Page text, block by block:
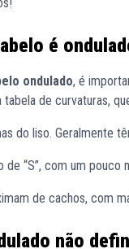
é
ondulado, é
de curvaturas,
do liso. Geralmente
“S”, com um pouco
de cachos, com
não